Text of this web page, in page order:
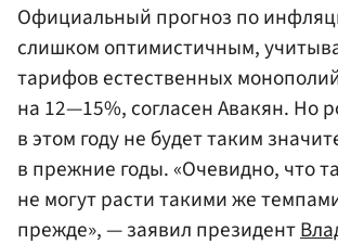
Официальный прогноз по
слишком оптимистичным,
тарифов естественных
на 12—15%, согласен Авакян. Но
в этом году не будет таким
в прежние годы. «Очевидно, что
не могут расти такими же
прежде», — заявил президент